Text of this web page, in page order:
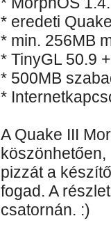
* eredeti
* min. 256MB
* TinyGL 50.9
* 500MB
*
A Quake III
pizzát a
fogad. A
csatornán. :)